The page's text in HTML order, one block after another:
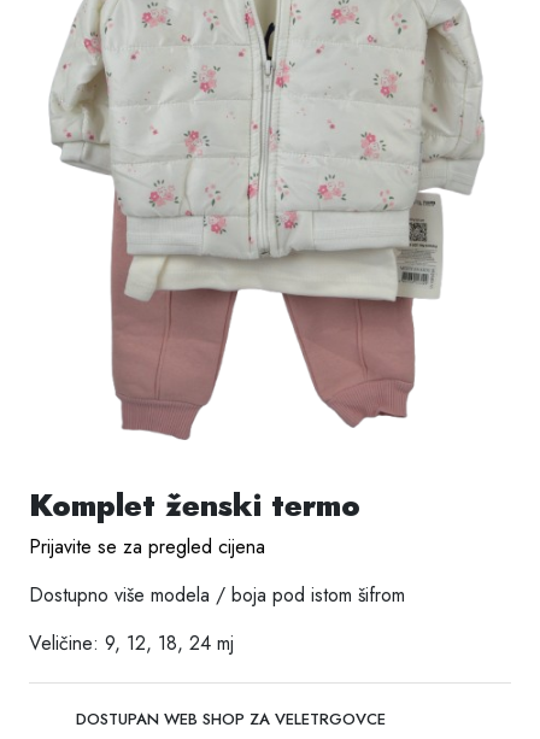
Komplet ženski termo
Prijavite se za pregled cijena
Dostupno više modela / boja pod istom šifrom
Veličine: 9, 12, 18, 24 mj
DOSTUPAN WEB SHOP ZA VELETRGOVCE